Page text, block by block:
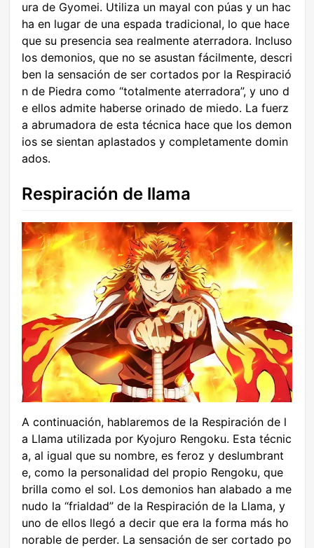
ura de Gyomei. Utiliza un mayal con púas y un hac
ha en lugar de una espada tradicional, lo que hace
que su presencia sea realmente aterradora. Incluso
los demonios, que no se asustan fácilmente, descri
ben la sensación de ser cortados por la Respiració
n de Piedra como “totalmente aterradora”, y uno d
e ellos admite haberse orinado de miedo. La fuerz
a abrumadora de esta técnica hace que los demon
ios se sientan aplastados y completamente domin
ados.
Respiración de llama
A continuación, hablaremos de la Respiración de l
a Llama utilizada por Kyojuro Rengoku. Esta técnic
a, al igual que su nombre, es feroz y deslumbrant
e, como la personalidad del propio Rengoku, que
brilla como el sol. Los demonios han alabado a me
nudo la “frialdad” de la Respiración de la Llama, y
uno de ellos llegó a decir que era la forma más ho
norable de perder. La sensación de ser cortado po